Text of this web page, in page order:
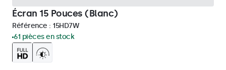
Écran 15 Pouces (Blanc)
Référence : 15HD7W
61 pièces en stock